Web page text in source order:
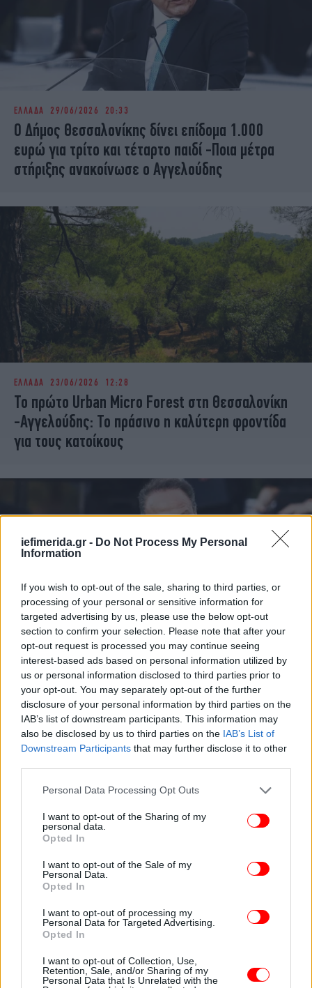
iefimerida.gr - Do Not Process My Personal
Information
If you wish to opt-out of the sale, sharing to third parties, or
processing of your personal or sensitive information for
targeted advertising by us, please use the below opt-out
section to confirm your selection. Please note that after your
opt-out request is processed you may continue seeing
interest-based ads based on personal information utilized by
us or personal information disclosed to third parties prior to
your opt-out. You may separately opt-out of the further
disclosure of your personal information by third parties on the
IAB’s list of downstream participants. This information may
also be disclosed by us to third parties on the IAB’s List of
Downstream Participants that may further disclose it to other
Please note that this website/app uses one or more Google
not limited to your visit or usage behaviour. You may click to
grant or deny consent to Google and its third-party tags to
use your data for below specified purposes in below Google
consent section.
Personal Data Processing Opt Outs
I want to opt-out of the Sharing of my
personal data.
Opted In
I want to opt-out of the Sale of my
Personal Data.
Opted In
I want to opt-out of processing my
Personal Data for Targeted Advertising.
Opted In
I want to opt-out of Collection, Use,
Retention, Sale, and/or Sharing of my
Personal Data that Is Unrelated with the
ΕΛΛΑΔΑ 29/06/2026 20:33
Ο Δήμος Θεσσαλονίκης δίνει επίδομα 1.000
ευρώ για τρίτο και τέταρτο παιδί -Ποια μέτρα
στήριξης ανακοίνωσε ο Αγγελούδης
ΕΛΛΑΔΑ 23/06/2026 12:28
Το πρώτο Urban Micro Forest στη Θεσσαλονίκη
-Αγγελούδης: Το πράσινο η καλύτερη φροντίδα
για τους κατοίκους
ΕΛΛΑΔΑ 19/06/2026 15:37
Αγγελούδης: Προτεραιότητες στέγαση,
κοινωνική κατοικία, παρεμβάσεις για
προσβασιμότητα των ΑμεΑ και δημογραφική
κρίση
Αγγελούδης: Η Θεσσαλονίκη αποκτά τη χαμένη